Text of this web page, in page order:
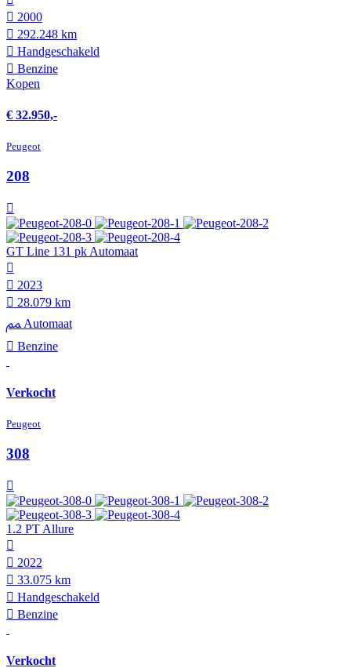
2000
292.248 km
Hand­geschakeld
Benzine
Kopen
€ 32.950,-
Peugeot
208
GT Line 131 pk Automaat
2023
28.079 km
Automaat
Benzine
Verkocht
Peugeot
308
1.2 PT Allure
2022
33.075 km
Hand­geschakeld
Benzine
Verkocht